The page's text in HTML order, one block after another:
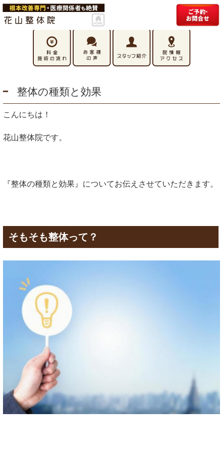
整体の種類と効果
こんにちは！
花山整体院です。
『整体の種類と効果』についてお伝えさせていただきます。
そもそも整体って？